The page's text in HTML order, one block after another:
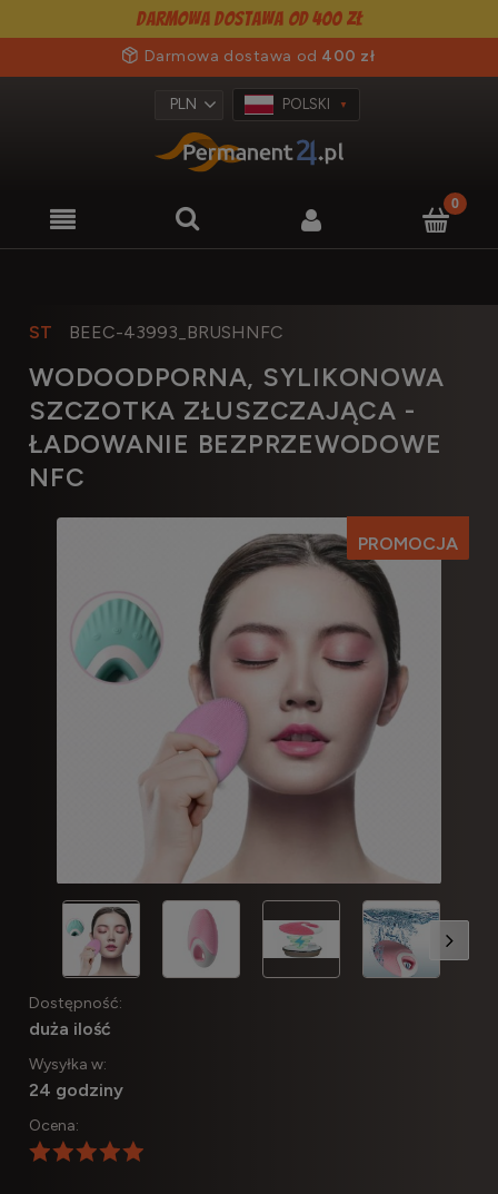
Darmowa dostawa od 400 zł
Darmowa dostawa od 400 zł
POLSKI
ST BEEC-43993_BRUSHNFC
WODOODPORNA, SYLIKONOWA
SZCZOTKA ZŁUSZCZAJĄCA -
ŁADOWANIE BEZPRZEWODOWE
NFC
PROMOCJA
Dostępność:
duża ilość
Wysyłka w:
24 godziny
Ocena: